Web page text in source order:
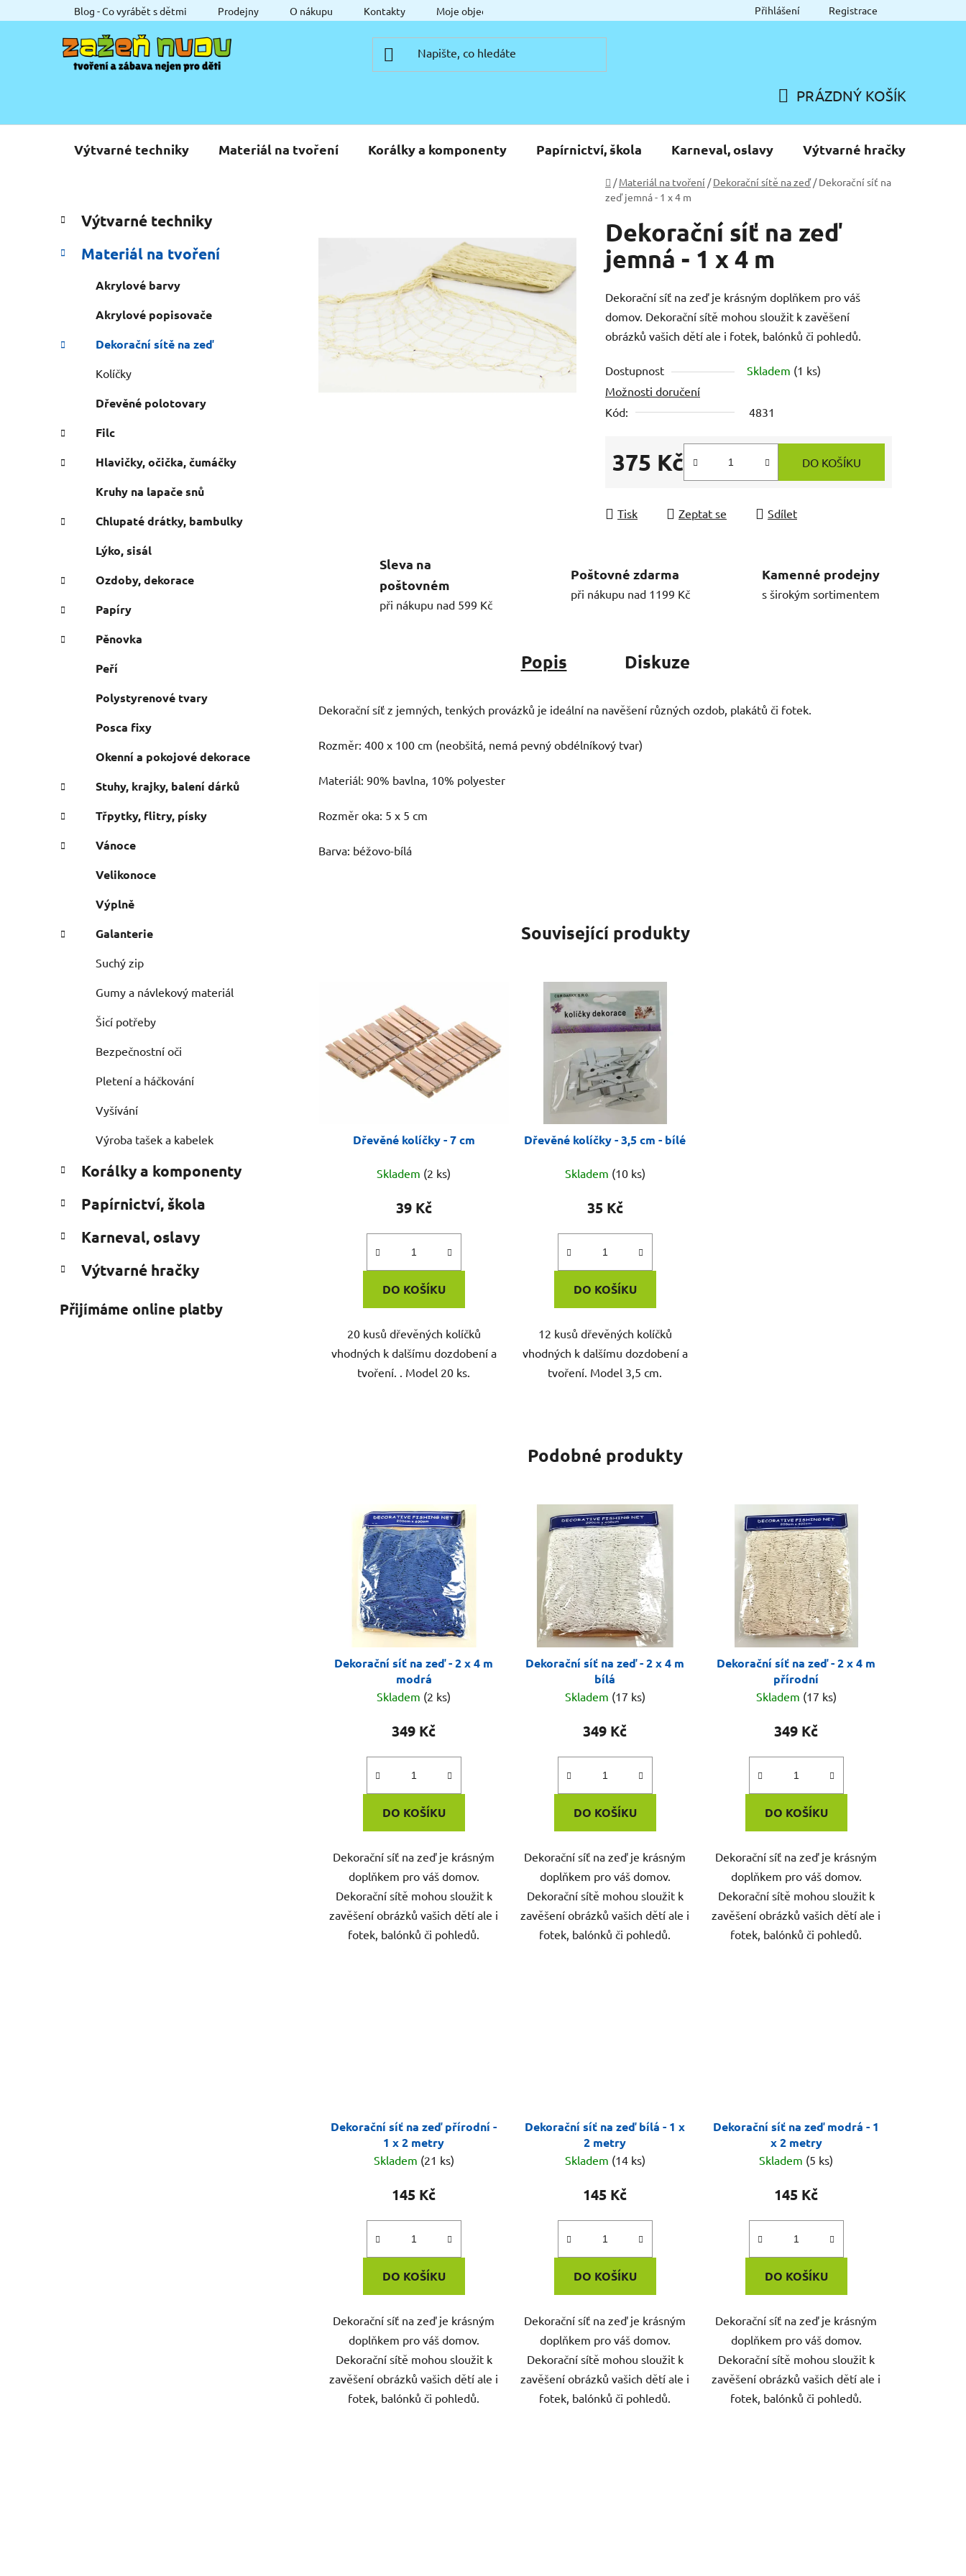
na
Blog - Co vyrábět s dětmi Prodejny O nákupu Kontakty Moje objednávka Přihlášení Registrace
KOŠÍK
PRÁZDNÝ KOŠÍK
Výtvarné techniky Materiál na tvoření Korálky a komponenty Papírnictví, škola Karneval, oslavy Výtvarné hračky
Domů
/ Materiál na tvoření / Dekorační sítě na zeď / Dekorační síť na
zeď jemná - 1 x 4 m
P
o
s
n
e
l
Přeskočit
kategorie
a
e
e
Výtvarné techniky
Materiál na tvoření
Akrylové barvy
Akrylové popisovače
Dekorační sítě na zeď
Kolíčky
Dřevěné polotovary
Filc
Hlavičky, očička, čumáčky
Kruhy na lapače snů
Chlupaté drátky, bambulky
Lýko, sisál
Ozdoby, dekorace
Papíry
Pěnovka
Peří
Polystyrenové tvary
Posca fixy
Okenní a pokojové dekorace
Stuhy, krajky, balení dárků
Třpytky, flitry, písky
Vánoce
Velikonoce
Výplně
Galanterie
Suchý zip
Gumy a návlekový materiál
Šicí potřeby
Bezpečnostní oči
Pletení a háčkování
Vyšívání
Výroba tašek a kabelek
Korálky a komponenty
Papírnictví, škola
Karneval, oslavy
Výtvarné hračky
Přijímáme online platby
Dekorační síť na zeď
jemná - 1 x 4 m
Dekorační síť na zeď je krásným doplňkem pro váš
domov. Dekorační sítě mohou sloužit k zavěšení
obrázků vašich dětí ale i fotek, balónků či pohledů.
Dostupnost Skladem (1 ks)
Možnosti doručení
Kód:
4831
375 Kč DO KOŠÍKU
Tisk Zeptat se Sdílet
Sleva na
poštovném
při nákupu nad 599 Kč
Poštovné zdarma
při nákupu nad 1199 Kč
Kamenné prodejny
s širokým sortimentem
Popis Diskuze
Dekorační síť z jemných, tenkých provázků je ideální na navěšení různých ozdob, plakátů či fotek.
Rozměr: 400 x 100 cm (neobšitá, nemá pevný obdélníkový tvar)
Materiál: 90% bavlna, 10% polyester
Rozměr oka: 5 x 5 cm
Barva: béžovo-bílá
Související produkty
Dřevěné kolíčky - 7 cm
Skladem (2 ks)
39 Kč
DO KOŠÍKU
20 kusů dřevěných kolíčků
vhodných k dalšímu dozdobení a
tvoření. . Model 20 ks.
Dřevěné kolíčky - 3,5 cm - bílé
Skladem (10 ks)
35 Kč
DO KOŠÍKU
12 kusů dřevěných kolíčků
vhodných k dalšímu dozdobení a
tvoření. Model 3,5 cm.
Podobné produkty
Dekorační síť na zeď - 2 x 4 m
modrá
Skladem (2 ks)
349 Kč
DO KOŠÍKU
Dekorační síť na zeď je krásným
doplňkem pro váš domov.
Dekorační sítě mohou sloužit k
zavěšení obrázků vašich dětí ale i
fotek, balónků či pohledů.
Dekorační síť na zeď - 2 x 4 m
bílá
Skladem (17 ks)
349 Kč
DO KOŠÍKU
Dekorační síť na zeď je krásným
doplňkem pro váš domov.
Dekorační sítě mohou sloužit k
zavěšení obrázků vašich dětí ale i
fotek, balónků či pohledů.
Dekorační síť na zeď - 2 x 4 m
přírodní
Skladem (17 ks)
349 Kč
DO KOŠÍKU
Dekorační síť na zeď je krásným
doplňkem pro váš domov.
Dekorační sítě mohou sloužit k
zavěšení obrázků vašich dětí ale i
fotek, balónků či pohledů.
Dekorační síť na zeď přírodní -
1 x 2 metry
Skladem (21 ks)
145 Kč
DO KOŠÍKU
Dekorační síť na zeď je krásným
doplňkem pro váš domov.
Dekorační sítě mohou sloužit k
zavěšení obrázků vašich dětí ale i
fotek, balónků či pohledů.
Dekorační síť na zeď bílá - 1 x
2 metry
Skladem (14 ks)
145 Kč
DO KOŠÍKU
Dekorační síť na zeď je krásným
doplňkem pro váš domov.
Dekorační sítě mohou sloužit k
zavěšení obrázků vašich dětí ale i
fotek, balónků či pohledů.
Dekorační síť na zeď modrá - 1
x 2 metry
Skladem (5 ks)
145 Kč
DO KOŠÍKU
Dekorační síť na zeď je krásným
doplňkem pro váš domov.
Dekorační sítě mohou sloužit k
zavěšení obrázků vašich dětí ale i
fotek, balónků či pohledů.